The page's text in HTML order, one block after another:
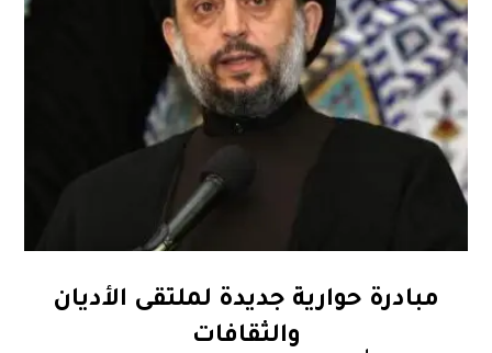
مبادرة حوارية جديدة لملتقى الأديان
والثقافات